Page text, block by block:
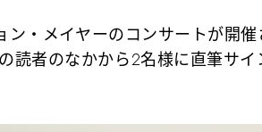
・メイヤーのコンサートが開催
読者のなかから2名様に直筆サイ